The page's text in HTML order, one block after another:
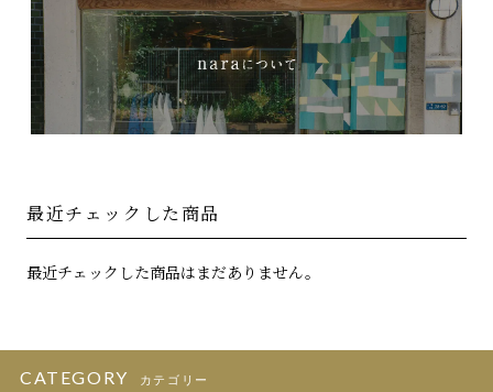
最近チェックした商品
最近チェックした商品はまだありません。
CATEGORY カテゴリー